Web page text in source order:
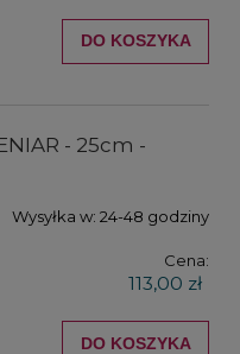
DO KOSZYKA
- 25cm -
Wysyłka w: 24-48 godziny
Cena:
113,00 zł
DO KOSZYKA